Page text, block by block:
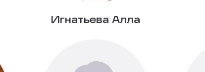
Игнатьева Алла